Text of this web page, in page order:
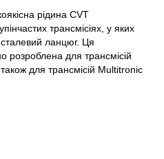
рідина CVT
трансмісіях, у яких
ланцюг. Ця
розроблена для трансмісій
для трансмісій Multitronic